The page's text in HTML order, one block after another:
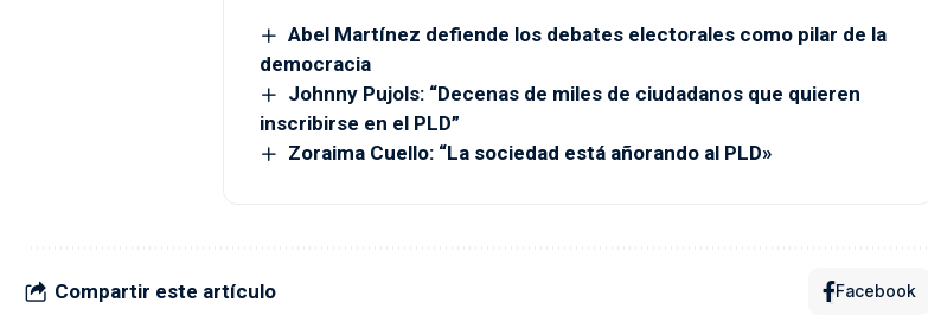
Abel Martínez defiende los debates electorales como pilar de la
democracia
Johnny Pujols: “Decenas de miles de ciudadanos que quieren
inscribirse en el PLD”
Zoraima Cuello: “La sociedad está añorando al PLD»
Compartir este artículo Facebook